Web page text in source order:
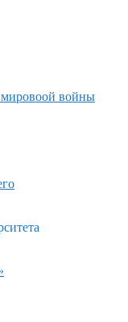
мировоой войны